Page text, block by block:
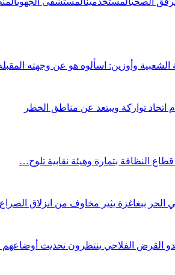
وأوزين: اسألوه هو عن وجهته
اتحاد تواركة ويبتعد عن مناطق الخطر
النظافة بتمارة وهيئة نقابية تلوح…
الحر ببغاغزة يثير مخاوف من انزلاق
القرض الفلاحي ينتظرون تحديث أوضاعهم